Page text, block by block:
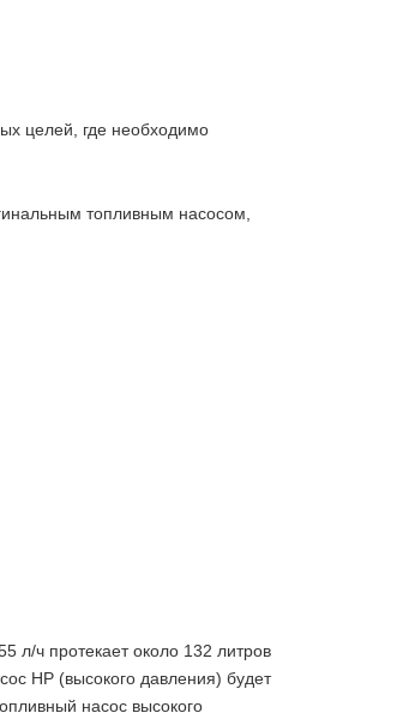
целей, где необходимо
топливным насосом,
л/ч протекает около 132 литров
HP (высокого давления) будет
насос высокого